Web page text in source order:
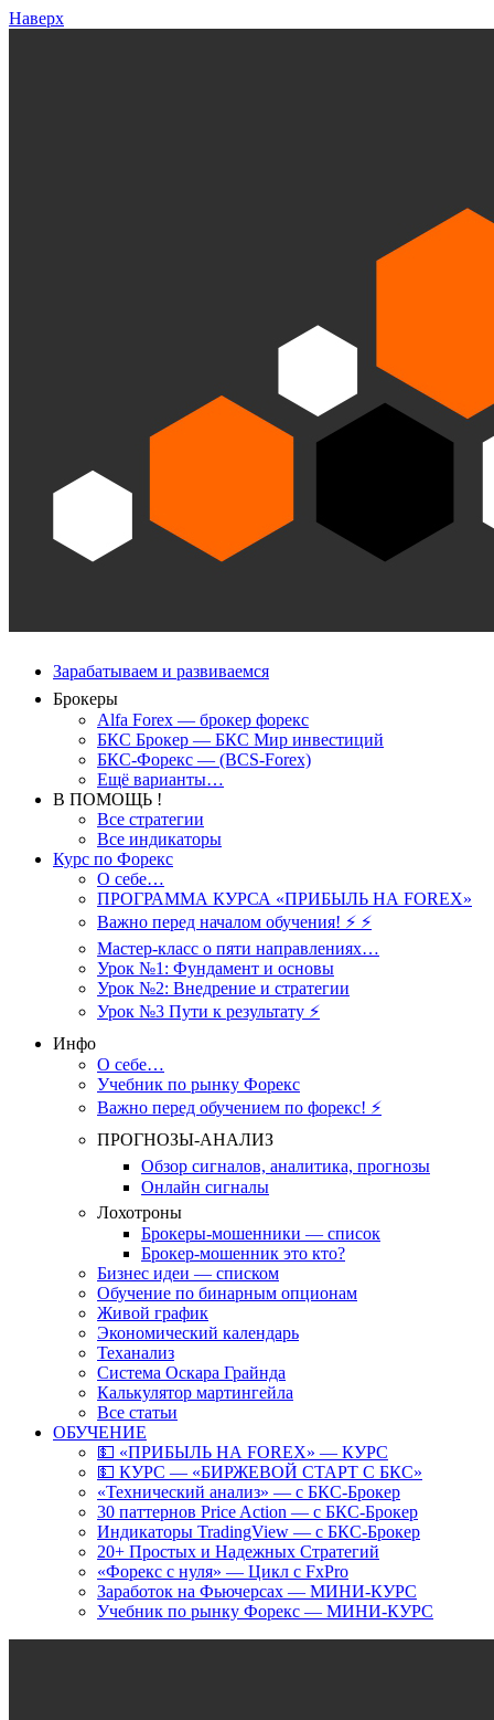
Наверх
Зарабатываем и развиваемся
Брокеры
Alfa Forex — брокер форекс
БКС Брокер — БКС Мир инвестиций
БКС-Форекс — (BCS-Forex)
Ещё варианты…
В ПОМОЩЬ !
Все стратегии
Все индикаторы
Курс по Форекс
О себе…
ПРОГРАММА КУРСА «ПРИБЫЛЬ НА FOREX»
Важно перед началом обучения! ⚡ ⚡
Мастер-класс о пяти направлениях…
Урок №1: Фундамент и основы
Урок №2: Внедрение и стратегии
Урок №3 Пути к результату ⚡️
Инфо
О себе…
Учебник по рынку Форекс
Важно перед обучением по форекс! ⚡
ПРОГНОЗЫ-АНАЛИЗ
Обзор сигналов, аналитика, прогнозы
Онлайн сигналы
Лохотроны
Брокеры-мошенники — список
Брокер-мошенник это кто?
Бизнес идеи — списком
Обучение по бинарным опционам
Живой график
Экономический календарь
Теханализ
Система Оскара Грайнда
Калькулятор мартингейла
Все статьи
ОБУЧЕНИЕ
💵 «ПРИБЫЛЬ НА FOREX» — КУРС
💵 КУРС — «БИРЖЕВОЙ СТАРТ С БКС»
«Технический анализ» — с БКС-Брокер
30 паттернов Price Action — с БКС-Брокер
Индикаторы TradingView — с БКС-Брокер
20+ Простых и Надежных Стратегий
«Форекс с нуля» — Цикл с FxPro
Заработок на Фьючерсах — МИНИ-КУРС
Учебник по рынку Форекс — МИНИ-КУРС